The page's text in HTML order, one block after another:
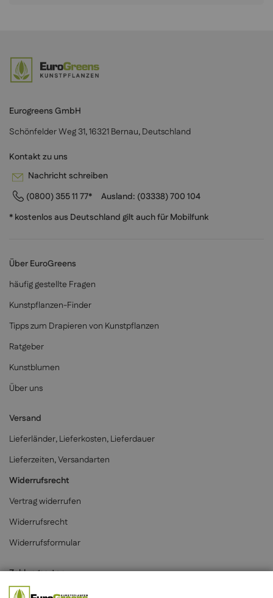
Eurogreens GmbH
Schönfelder Weg 31, 16321 Bernau, Deutschland
Kontakt zu uns
Nachricht schreiben
(0800) 355 11 77*
Ausland: (03338) 700 104
* kostenlos aus Deutschland gilt auch für Mobilfunk
Über EuroGreens
häufig gestellte Fragen
Kunstpflanzen-Finder
Tipps zum Drapieren von Kunstpflanzen
Ratgeber
Kunstblumen
Über uns
Versand
Lieferländer, Lieferkosten, Lieferdauer
Lieferzeiten, Versandarten
Widerrufsrecht
Vertrag widerrufen
Widerrufsrecht
Widerrufsformular
Zahlungsarten